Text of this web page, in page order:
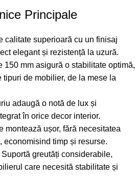
Principale
calitate superioară cu un finisaj
elegant și rezistență la uzură.
150 mm asigură o stabilitate optimă,
de mobilier, de la mese la
adaugă o notă de lux și
în orice decor interior.
montează ușor, fără necesitatea
economisind timp și resurse.
Suportă greutăți considerabile,
care necesită stabilitate și